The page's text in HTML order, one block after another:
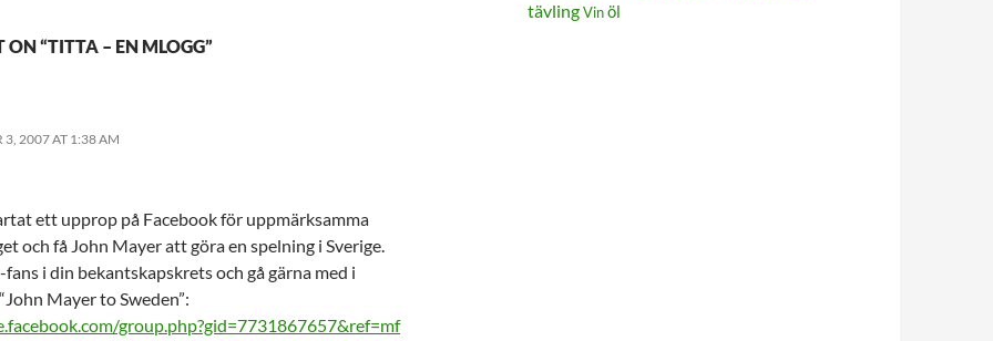
“TITTA – EN MLOGG”
3, 2007 AT 1:38 AM
ett upprop på Facebook för uppmärksamma
och få John Mayer att göra en spelning i Sverige.
i din bekantskapskrets och gå gärna med i
Mayer to Sweden”:
group.php?gid=7731867657&ref=mf
tävling Vin öl